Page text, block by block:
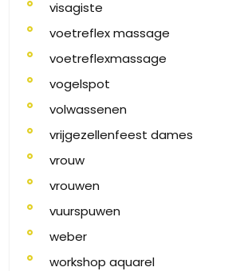
visagiste
voetreflex massage
voetreflexmassage
vogelspot
volwassenen
vrijgezellenfeest dames
vrouw
vrouwen
vuurspuwen
weber
workshop aquarel